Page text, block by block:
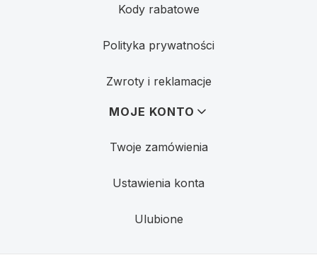
Kody rabatowe
Polityka prywatności
Zwroty i reklamacje
MOJE KONTO
Twoje zamówienia
Ustawienia konta
Ulubione